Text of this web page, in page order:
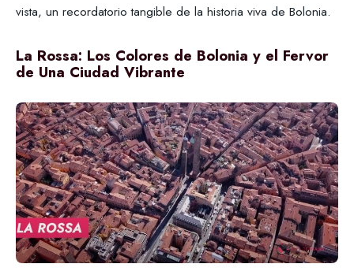
vista, un recordatorio tangible de la historia viva de Bolonia.
La Rossa: Los Colores de Bolonia y el Fervor
de Una Ciudad Vibrante